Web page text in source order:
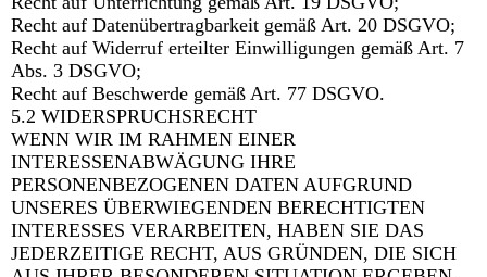
Recht auf Datenübertragbarkeit gemäß Art. 20 DSGVO;
Recht auf Widerruf erteilter Einwilligungen gemäß Art. 7
Abs. 3 DSGVO;
Recht auf Beschwerde gemäß Art. 77 DSGVO.
5.2 WIDERSPRUCHSRECHT
WENN WIR IM RAHMEN EINER
INTERESSENABWÄGUNG IHRE
PERSONENBEZOGENEN DATEN AUFGRUND
UNSERES ÜBERWIEGENDEN BERECHTIGTEN
INTERESSES VERARBEITEN, HABEN SIE DAS
JEDERZEITIGE RECHT, AUS GRÜNDEN, DIE SICH